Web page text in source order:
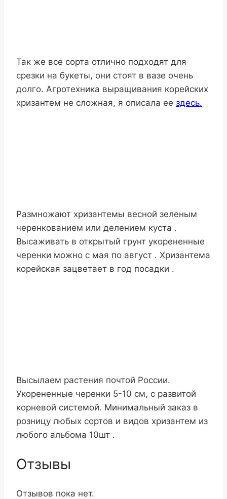
Так же все сорта отлично подходят для
срезки на букеты, они стоят в вазе очень
долго. Агротехника выращивания корейских
хризантем не сложная, я описала ее здесь.
Размножают хризантемы весной зеленым
черенкованием или делением куста .
Высаживать в открытый грунт укорененные
черенки можно с мая по август . Хризантема
корейская зацветает в год посадки .
Высылаем растения почтой России.
Укорененные черенки 5-10 см, с развитой
корневой системой. Минимальный заказ в
розницу любых сортов и видов хризантем из
любого альбома 10шт .
Отзывы
Отзывов пока нет.